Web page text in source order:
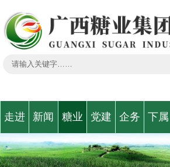
走进
广糖
新闻
动态
糖业
咨询
党建
之窗
企务
公开
下属
企业